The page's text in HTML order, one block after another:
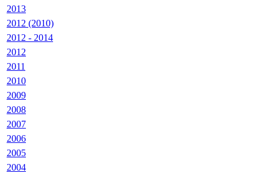
2013
2012 (2010)
2012 - 2014
2012
2011
2010
2009
2008
2007
2006
2005
2004